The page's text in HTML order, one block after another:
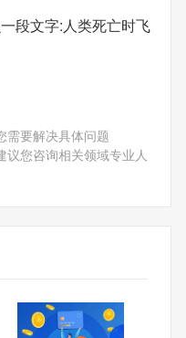
段文字:人类死亡时飞
需要解决具体问题
议您咨询相关领域专业人